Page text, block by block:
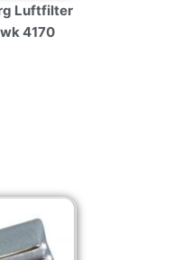
Luftfilter
4170